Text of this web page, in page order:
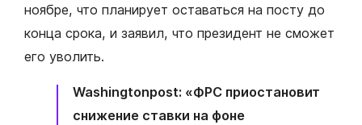
ноябре, что планирует оставаться на посту до
конца срока, и заявил, что президент не сможет
его уволить.
Washingtonpost: «ФРС приостановит
снижение ставки на фоне